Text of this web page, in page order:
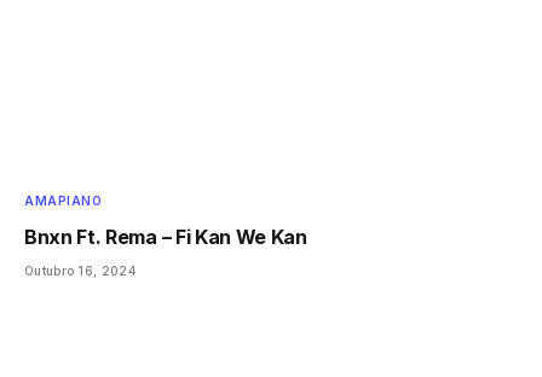
AMAPIANO
Bnxn Ft. Rema – Fi Kan We Kan
Outubro 16, 2024